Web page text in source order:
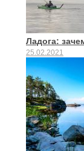
Ладога:
25.02.2021